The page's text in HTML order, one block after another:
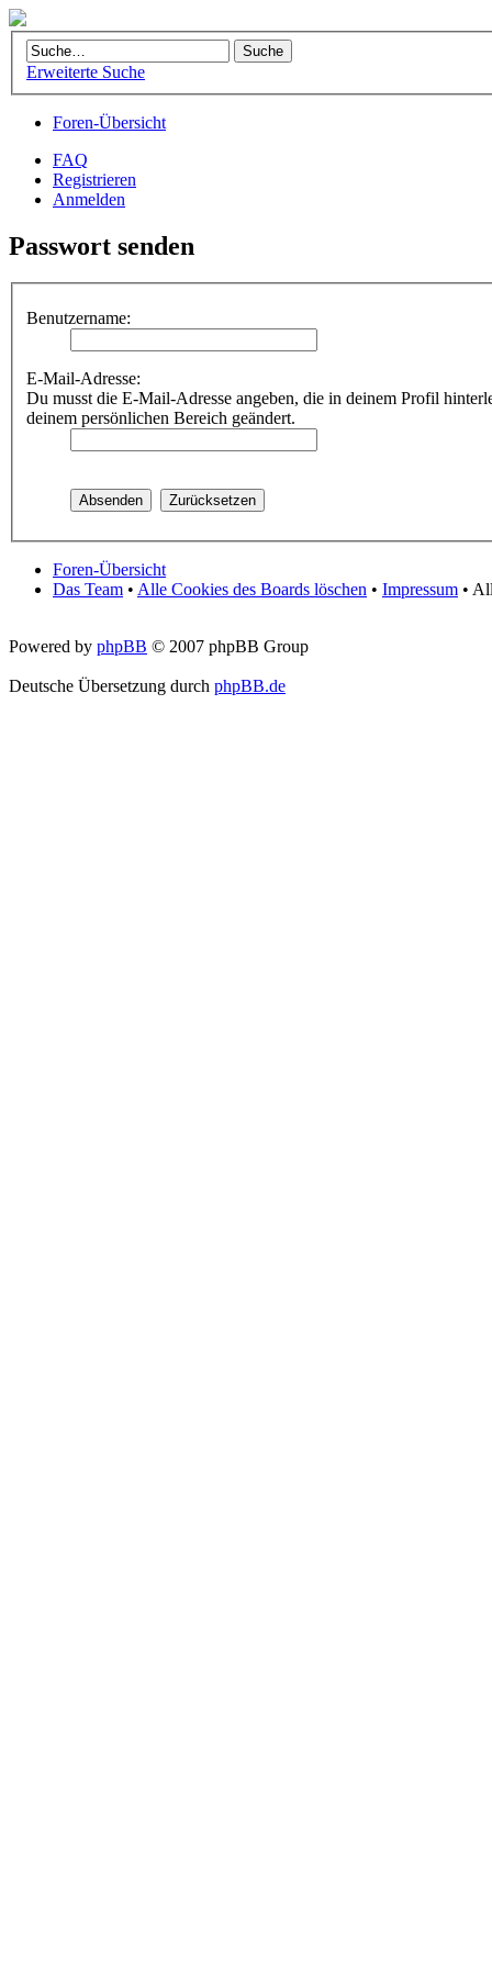
Erweiterte Suche
Foren-Übersicht
FAQ
Registrieren
Anmelden
Passwort senden
Benutzername:
E-Mail-Adresse:
Du musst die E-Mail-Adresse angeben, die in deinem Profil
deinem persönlichen Bereich geändert.
Foren-Übersicht
Das Team • Alle Cookies des Boards löschen • Impressum •
Powered by phpBB © 2007 phpBB Group
Deutsche Übersetzung durch phpBB.de